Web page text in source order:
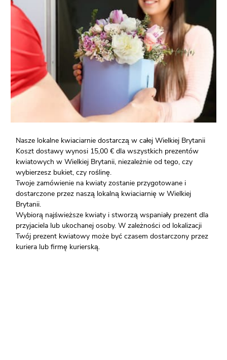
Nasze lokalne kwiaciarnie dostarczą w całej Wielkiej Brytanii
Koszt dostawy wynosi 15,00 € dla wszystkich prezentów
kwiatowych w Wielkiej Brytanii, niezależnie od tego, czy
wybierzesz bukiet, czy roślinę.
Twoje zamówienie na kwiaty zostanie przygotowane i
dostarczone przez naszą lokalną kwiaciarnię w Wielkiej
Brytanii.
Wybiorą najświeższe kwiaty i stworzą wspaniały prezent dla
przyjaciela lub ukochanej osoby. W zależności od lokalizacji
Twój prezent kwiatowy może być czasem dostarczony przez
kuriera lub firmę kurierską.